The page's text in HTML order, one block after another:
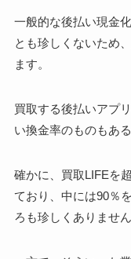
一般的な後払い現金
とも珍しくないため
ます。
買取する後払いアプ
い換金率のものもあ
確かに、買取LIFEを
ており、中には90％
ろも珍しくありません